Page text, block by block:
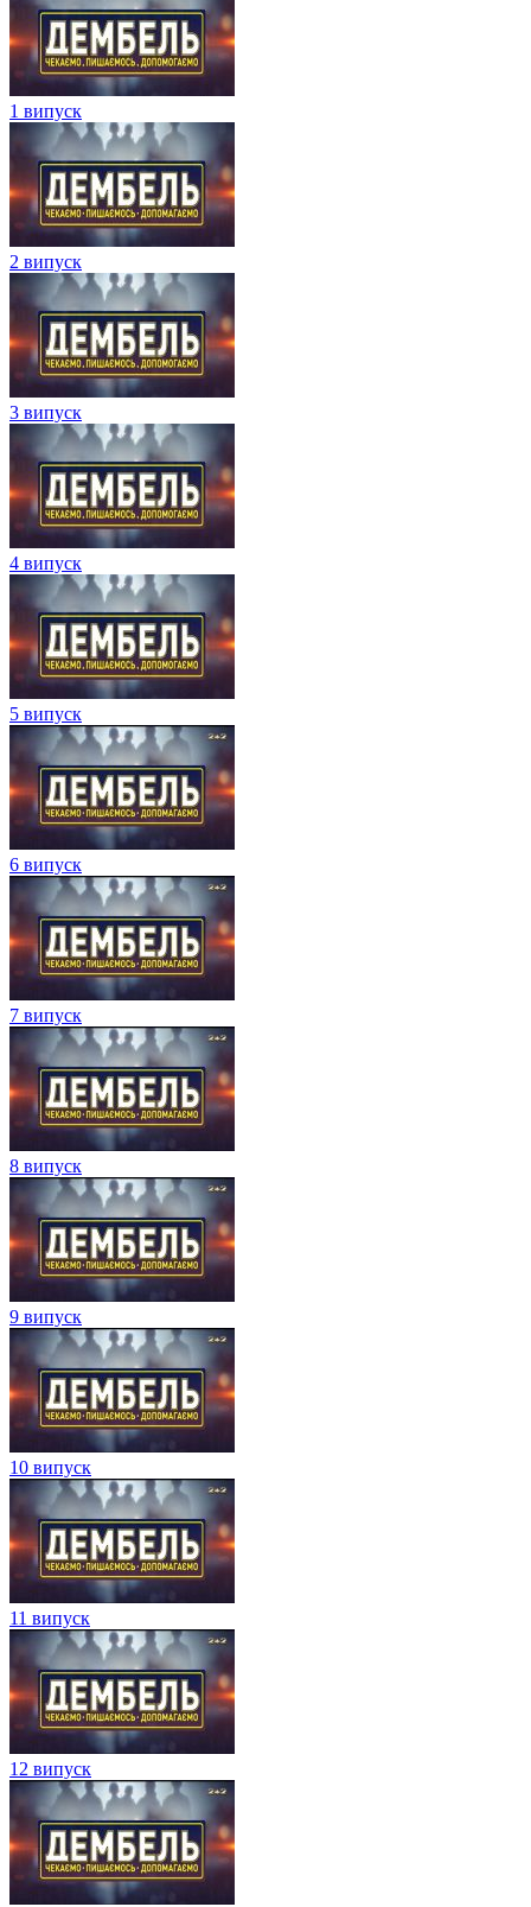
1 випуск
2 випуск
3 випуск
4 випуск
5 випуск
6 випуск
7 випуск
8 випуск
9 випуск
10 випуск
11 випуск
12 випуск